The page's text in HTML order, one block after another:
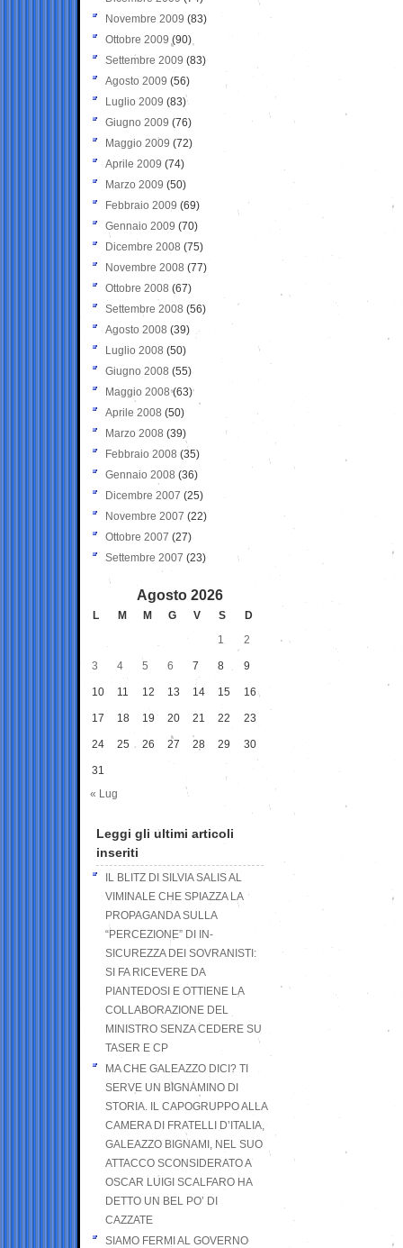
Novembre 2009 (83)
Ottobre 2009 (90)
Settembre 2009 (83)
Agosto 2009 (56)
Luglio 2009 (83)
Giugno 2009 (76)
Maggio 2009 (72)
Aprile 2009 (74)
Marzo 2009 (50)
Febbraio 2009 (69)
Gennaio 2009 (70)
Dicembre 2008 (75)
Novembre 2008 (77)
Ottobre 2008 (67)
Settembre 2008 (56)
Agosto 2008 (39)
Luglio 2008 (50)
Giugno 2008 (55)
Maggio 2008(63)
Aprile 2008 (50)
Marzo 2008 (39)
Febbraio 2008 (35)
Gennaio 2008 (36)
Dicembre 2007 (25)
Novembre 2007 (22)
Ottobre 2007 (27)
Settembre 2007 (23)
Agosto 2026
L M M G V S
D
1
2
3 4 5 6 7 8 9
10 11 12 13 14 15 16
17 18 19 20 21 22 23
24 25 26 27 28 29 30
31
« Lug
Leggi gli ultimi articoli
inseriti
IL BLITZ DI SILVIA SALIS AL
VIMINALE CHE SPIAZZA LA
PROPAGANDA SULLA
“PERCEZIONE” DI IN-
SICUREZZA DEI SOVRANISTI:
SI FA RICEVERE DA
PIANTEDOSI E OTTIENE LA
COLLABORAZIONE DEL
MINISTRO SENZA CEDERE SU
TASER E CP
MA CHE GALEAZZO DICI? TI
SERVE UN BIGNAMINO DI
STORIA. IL CAPOGRUPPO ALLA
CAMERA DI FRATELLI D’ITALIA,
GALEAZZO BIGNAMI, NEL SUO
ATTACCO SCONSIDERATO A
OSCAR LUIGI SCALFARO HA
DETTO UN BEL PO’ DI
CAZZATE
SIAMO FERMI AL GOVERNO